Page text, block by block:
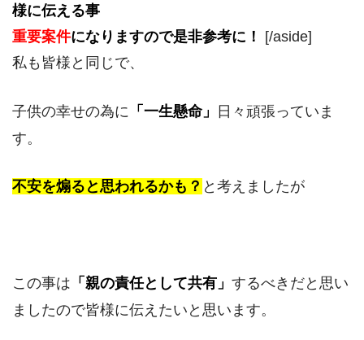
様に伝える事
重要案件になりますので是非参考に！
[/aside]
私も皆様と同じで、
子供の幸せの為に 「一生懸命」
日々頑張っていま
す。
不安を煽ると思われるかも？ と考えましたが
この事は 「 親の責任として共有」 するべきだと思い
ましたので皆様に伝えたいと思います。